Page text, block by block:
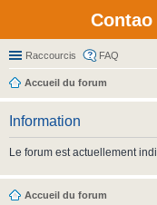
Contao
Raccourcis FAQ
Accueil du forum
Information
Le forum est actuellement
Accueil du forum